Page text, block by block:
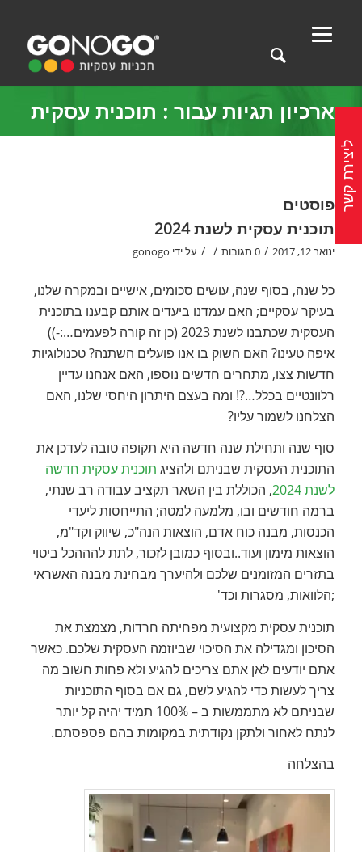
ארכיון תגיות עבור : תוכנית עסקית
פוסטים
תוכנית עסקית לשנת 2024
ינואר 12, 2017 / 0 תגובות /
/ על ידי gonogo
כל שנה, בסוף שנה, עושים סכומים, אישיים ובמקרה שלנו,
בעיקר עסקיים; האם עמדנו ביעדים אותם קבענו בתוכנית
העסקית שכתבנו לשנת 2023 (כן זה קורה לפעמים…:-))
איפה טעינו? האם השוק בו אנו פועלים השתנה? טכנולוגיות
חדשות צצו, מתחרים חדשים נוספו, האם אנחנו עדיין
רלוונטיים בכלל…?! ומה בעצם היתרון היחסי שלנו, האם
הצלחנו לשמור עליו?
סוף שנה ותחילת שנה חדשה היא תקופה טובה לעדכן את
התוכנית העסקית שבניתם ולהציג תוכנית עסקית חדשה
לשנת 2024
, הכוללת בין השאר תקציב עבודה רב שנתי,
ברמה חודשים ובו, מלמעה למטה; התייחסות ליעדי
הכנסות, מבנה כוח אדם, הוצאות הנה"כ, שיווק וקד"מ,
הוצאות מימון ועוד..ובסוף כמובן לזכור, לתת להההכל ביטוי
בתזרים המזומנים שלכם ולהיערך מבחינת מבנה האשראי
;הלוואות, מסגרות וכד'
תוכנית עסקית מקצועית מפחיתה חרדות, מצמצת את
הסיכון ומגדילה את הסיכוי שביוזמה העסקית שלכם. כאשר
אתם יודעים לאן אתם צריכים להגיע ולא פחות חשוב מה
צריך לעשות כדי להגיע לשם, גם אם בסוף התוכניות
שבניתם לא מתממשות ב – 100% תמיד יהיה קל יותר
לנתח לאחור ולתקן נקודתית במקומות בהם פספסתם.
בהצלחה
ליצירת קשר